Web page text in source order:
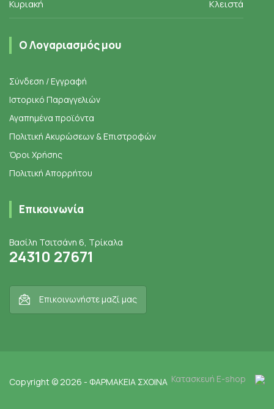
Κυριακή Κλειστά
Ο Λογαριασμός μου
Σύνδεση / Εγγραφή
Ιστορικό Παραγγελιών
Αγαπημένα προϊόντα
Πολιτική Ακυρώσεων & Επιστροφών
Όροι Χρήσης
Πολιτική Απορρήτου
Επικοινωνία
Βασίλη Τσιτσάνη 6, Τρίκαλα
24310 27671
Επικοινωνήστε μαζί μας
Copyright © 2026 - ΦΑΡΜΑΚΕΙΑ ΣΧΟΙΝΑ Κατασκευή E-shop